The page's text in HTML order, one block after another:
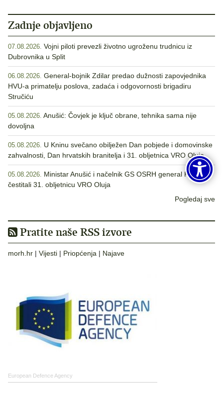
Zadnje objavljeno
07.08.2026. Vojni piloti prevezli životno ugroženu trudnicu iz
Dubrovnika u Split
06.08.2026. General-bojnik Zdilar predao dužnosti zapovjednika
HVU-a primatelju poslova, zadaća i odgovornosti brigadiru
Stručiću
05.08.2026. Anušić: Čovjek je ključ obrane, tehnika sama nije
dovoljna
05.08.2026. U Kninu svečano obilježen Dan pobjede i domovinske
zahvalnosti, Dan hrvatskih branitelja i 31. obljetnica VRO Oluja
05.08.2026. Ministar Anušić i načelnik GS OSRH general Kundid
čestitali 31. obljetnicu VRO Oluja
Pogledaj sve
Pratite naše RSS izvore
morh.hr | Vijesti | Priopćenja | Najave
European Defence Agency